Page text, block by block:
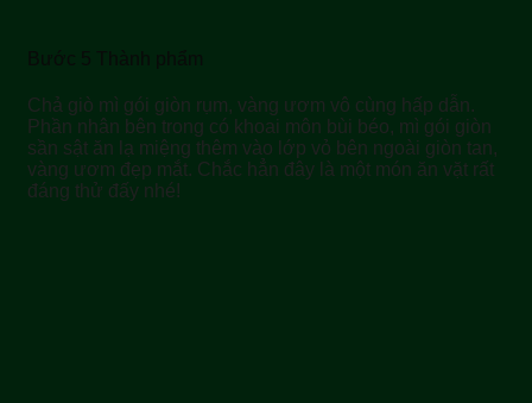
Bước 5 Thành phẩm
Chả giò mì gói giòn rụm, vàng ươm vô cùng hấp dẫn.
Phần nhân bên trong có khoai môn bùi béo, mì gói giòn
sần sật ăn lạ miệng thêm vào lớp vỏ bên ngoài giòn tan,
vàng ươm đẹp mắt. Chắc hẳn đây là một món ăn vặt rất
đáng thử đấy nhé!